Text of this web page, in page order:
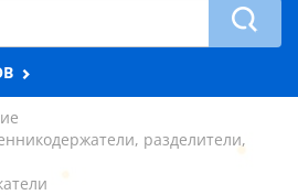
разделители,